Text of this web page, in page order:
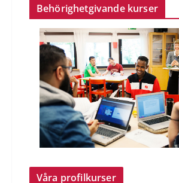
Behörighetgivande kurser
Våra profilkurser